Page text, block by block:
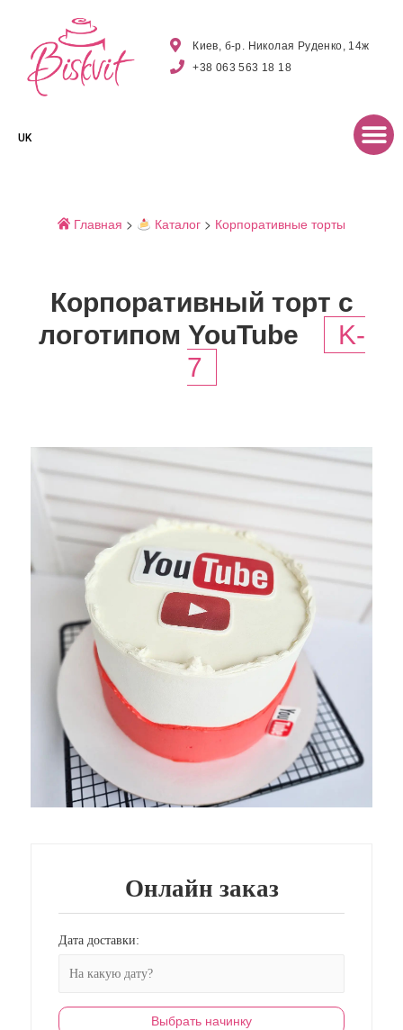
Киев, б-р. Николая Руденко, 14ж
+38 063 563 18 18
UK
Главная > Каталог> Корпоративные торты
Корпоративный торт с
логотипом YouTube
K-
7
Онлайн заказ
Дата доставки:
Выбрать начинку